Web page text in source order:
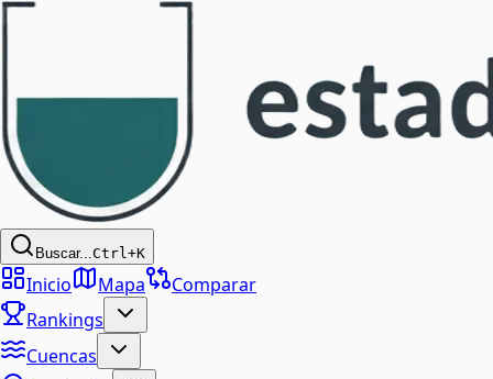
Buscar...Ctrl+K
Inicio Mapa
Comparar
Rankings
Cuencas